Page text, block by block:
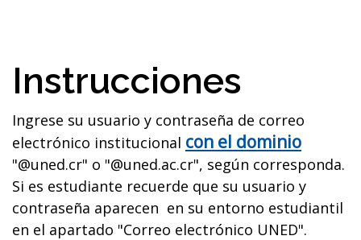
Instrucciones
Ingrese su usuario y contraseña de correo
electrónico institucional con el dominio
"@uned.cr" o "@uned.ac.cr", según corresponda.
Si es estudiante recuerde que su usuario y
contraseña aparecen en su entorno estudiantil
en el apartado "Correo electrónico UNED".